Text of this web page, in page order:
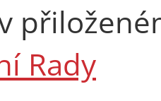
Rady